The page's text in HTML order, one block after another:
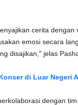
cerita dengan
emosi secara
disajikan," jelas
di Luar Negeri
dengan